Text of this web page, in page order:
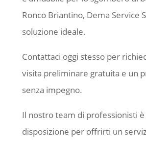
Ronco Briantino, Dema Service
soluzione ideale.
Contattaci oggi stesso per
visita preliminare gratuita e un
senza impegno.
Il nostro team di professionisti è
disposizione per offrirti un